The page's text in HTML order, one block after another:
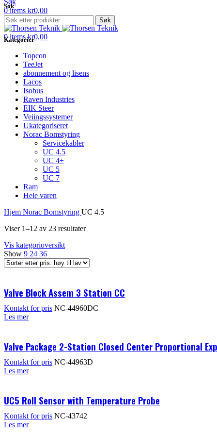
Søk
0items kr0,00
Menu
0items kr0,00
Søk
Søk
Kategorier
Topcon
TeeJet
abonnement og lisens
Lacos
Isobus
Raven Industries
EIK Steer
Veiingssystemer
Ukategoriseret
Norac Bomstyring
Servicekabler
UC 4.5
UC 4+
UC 5
UC 7
Ram
Hele varen
Hjem Norac Bomstyring UC 4.5
Viser 1–12 av 23 resultater
Vis kategorioversikt
Show 9 24 36
Valve Block Assem 3 Station CC
Kontakt for pris NC-44960DC
Les mer
Valve Package 2-Station Closed Center Proportional
Kontakt for pris NC-44963D
Les mer
UC5 Roll Sensor with Temperature Probe
Kontakt for pris NC-43742
Les mer